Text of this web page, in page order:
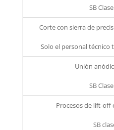
SB
Corte con sierra de
Solo el personal técnico
Unión
SB
Procesos de lift-off
SB